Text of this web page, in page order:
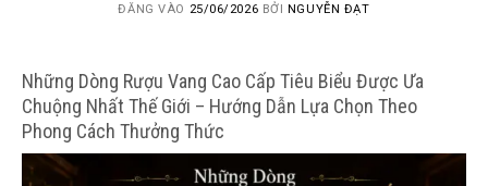
ĐĂNG VÀO 25/06/2026 BỞI NGUYỄN ĐẠT
Những Dòng Rượu Vang Cao Cấp Tiêu Biểu Được Ưa
Chuộng Nhất Thế Giới – Hướng Dẫn Lựa Chọn Theo
Phong Cách Thưởng Thức